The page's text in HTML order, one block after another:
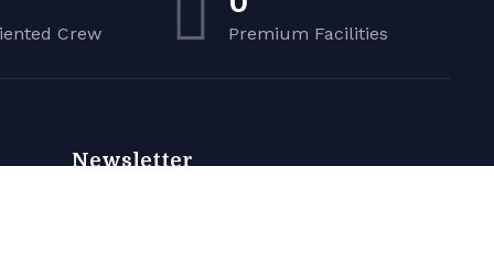
Crew Premium Facilities
Newsletter